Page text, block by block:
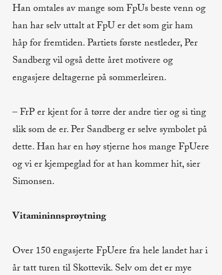
Han omtales av mange som FpUs beste venn og
han har selv uttalt at FpU er det som gir ham
håp for fremtiden. Partiets første nestleder, Per
Sandberg vil også dette året motivere og
engasjere deltagerne på sommerleiren.
– FrP er kjent for å tørre der andre tier og si ting
slik som de er. Per Sandberg er selve symbolet på
dette. Han har en høy stjerne hos mange FpUere
og vi er kjempeglad for at han kommer hit, sier
Simonsen.
Vitamininnsprøytning
Over 150 engasjerte FpUere fra hele landet har i
år tatt turen til Skottevik. Selv om det er mye